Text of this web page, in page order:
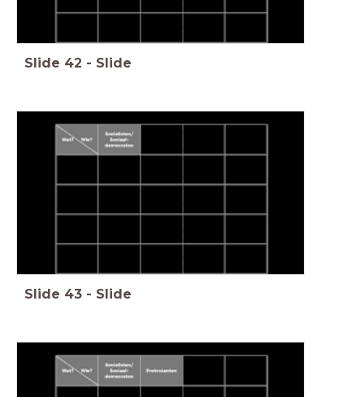
Slide 42 - Slide
Slide 43 - Slide